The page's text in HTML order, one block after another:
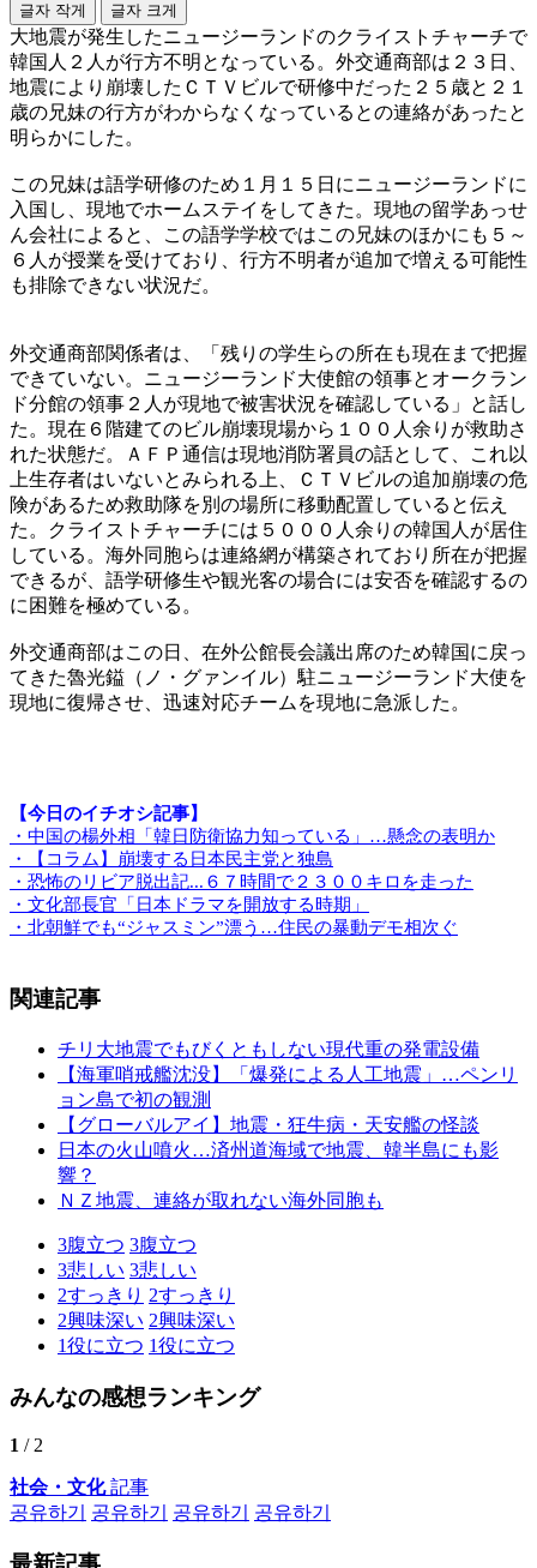
글자 작게 글자 크게
大地震が発生したニュージーランドのクライストチャーチで
韓国人２人が行方不明となっている。外交通商部は２３日、
地震により崩壊したＣＴＶビルで研修中だった２５歳と２１
歳の兄妹の行方がわからなくなっているとの連絡があったと
明らかにした。
この兄妹は語学研修のため１月１５日にニュージーランドに
入国し、現地でホームステイをしてきた。現地の留学あっせ
ん会社によると、この語学学校ではこの兄妹のほかにも５～
６人が授業を受けており、行方不明者が追加で増える可能性
も排除できない状況だ。
外交通商部関係者は、「残りの学生らの所在も現在まで把握
できていない。ニュージーランド大使館の領事とオークラン
ド分館の領事２人が現地で被害状況を確認している」と話し
た。現在６階建てのビル崩壊現場から１００人余りが救助さ
れた状態だ。ＡＦＰ通信は現地消防署員の話として、これ以
上生存者はいないとみられる上、ＣＴＶビルの追加崩壊の危
険があるため救助隊を別の場所に移動配置していると伝え
た。クライストチャーチには５０００人余りの韓国人が居住
している。海外同胞らは連絡網が構築されており所在が把握
できるが、語学研修生や観光客の場合には安否を確認するの
に困難を極めている。
外交通商部はこの日、在外公館長会議出席のため韓国に戻っ
てきた魯光鎰（ノ・グァンイル）駐ニュージーランド大使を
現地に復帰させ、迅速対応チームを現地に急派した。
【今日のイチオシ記事】
・中国の楊外相「韓日防衛協力知っている」…懸念の表明か
・【コラム】崩壊する日本民主党と独島
・恐怖のリビア脱出記...６７時間で２３００キロを走った
・文化部長官「日本ドラマを開放する時期」
・北朝鮮でも“ジャスミン”漂う…住民の暴動デモ相次ぐ
関連記事
チリ大地震でもびくともしない現代重の発電設備
【海軍哨戒艦沈没】「爆発による人工地震」…ペンリ
ョン島で初の観測
【グローバルアイ】地震・狂牛病・天安艦の怪談
日本の火山噴火…済州道海域で地震、韓半島にも影
響？
ＮＺ地震、連絡が取れない海外同胞も
3腹立つ 3腹立つ
3悲しい 3悲しい
2すっきり 2すっきり
2興味深い 2興味深い
1役に立つ 1役に立つ
みんなの感想ランキング
1 / 2
社会・文化記事
공유하기
공유하기 공유하기 공유하기